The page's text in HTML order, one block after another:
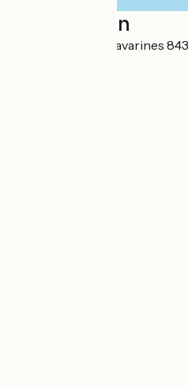
Localisation
791 Chemin des Lavarines